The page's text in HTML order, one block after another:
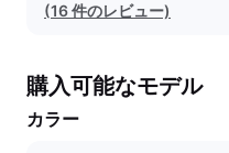
(16 件のレビュー)
購入可能なモデル
カラー